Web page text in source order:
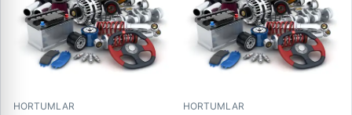
HORTUMLAR HORTUMLAR